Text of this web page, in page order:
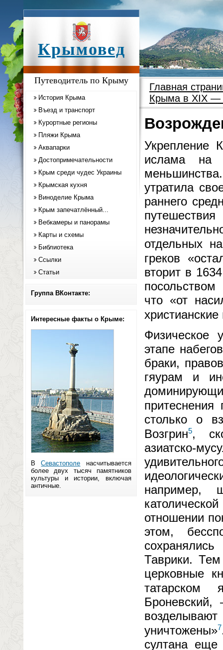
Крымовед
Путеводитель по Крыму
История Крыма
Въезд и транспорт
Курортные регионы
Пляжи Крыма
Аквапарки
Достопримечательности
Крым среди чудес Украины
Крымская кухня
Виноделие Крыма
Крым запечатлённый...
Вебкамеры и панорамы
Карты и схемы
Библиотека
Ссылки
Статьи
Группа ВКонтакте:
Интересные факты о Крыме:
ВСевастополе насчитывается
более двух тысяч памятников
культуры и истории, включая
античные.
Главная
Крыма в XIX —
Укрепление
ислама на
утратила
раннего
отдельных
греков
вторит в
что «от
Физическое
этапе
браки,
гяурам и
притеснения
столько о
Возгрин5,
азиатско-
например,
отношении
этом,
Таврики.
церковные
татарском
уничтожены»7
султана